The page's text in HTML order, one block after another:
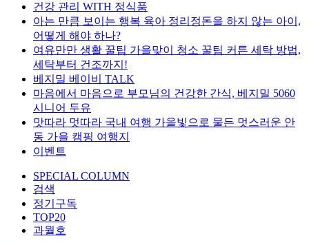
건강 관리 WITH 정식품
아는 만큼 보이는 행복 육아 정리정돈을 하지 않는 아이,
어떻게 해야 하나?
여유만만 생활 꿀팁 가을맞이 청소 꿀팁 커튼 세탁 방법,
세탁부터 건조까지!
베지밀 베이비 TALK
마음에서 마음으로 부모님의 건강한 간식, 베지밀 5060
시니어 두유
맛따라 멋따라 국내 여행 가을빛으로 물든 멋스러운 안
동 가을 캠핑 여행지
이벤트
SPECIAL COLUMN
검색
정기구독
TOP20
과월호